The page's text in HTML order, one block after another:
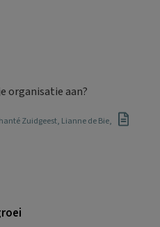
organisatie aan?
Zuidgeest, Lianne de Bie,